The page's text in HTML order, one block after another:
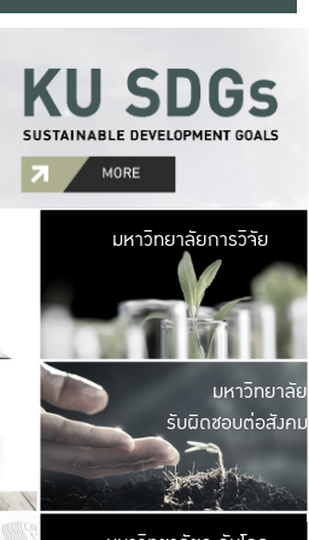
มหาวิ
มีพื้นที่เขียวสดใส
เป็นป่าในเมือง เกษต
มหาวิทยาลัยการวิจัย
มหาวิ
ค
เปิดประ
และพบเรื่องราวใ
มหาวิทยาลัย
รับผิดชอบต่อสังคม